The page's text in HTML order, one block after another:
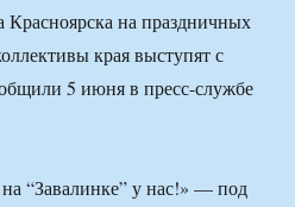
Красноярска на праздничных
края выступят с
5 июня в пресс-службе
“Завалинке” у нас!» — под